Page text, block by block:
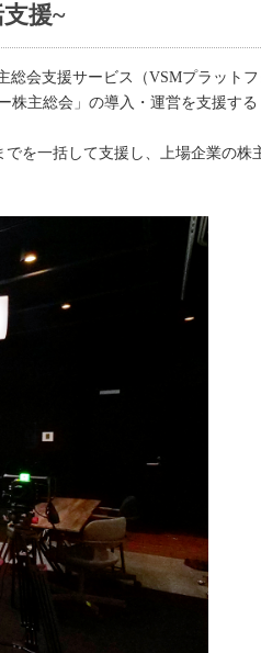
援~
総会支援サービス（VSMプラット
株主総会」の導入・運営を支援す
を一括して支援し、上場企業の株